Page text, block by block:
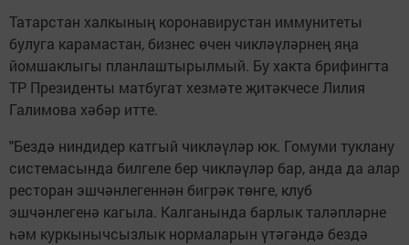
Татарстан халкының коронавирустан иммунитеты
булуга карамастан, бизнес өчен чикләүләрнең яңа
йомшаклыгы планлаштырылмый. Бу хакта брифингта
ТР Президенты матбугат хезмәте җитәкчесе Лилия
Галимова хәбәр итте.
"Бездә ниндидер катгый чикләүләр юк. Гомуми туклану
системасында билгеле бер чикләүләр бар, анда да алар
ресторан эшчәнлегеннән бигрәк төнге, клуб
эшчәнлегенә кагыла. Калганында барлык таләпләрне
һәм куркынычсызлык нормаларын үтәгәндә бездә